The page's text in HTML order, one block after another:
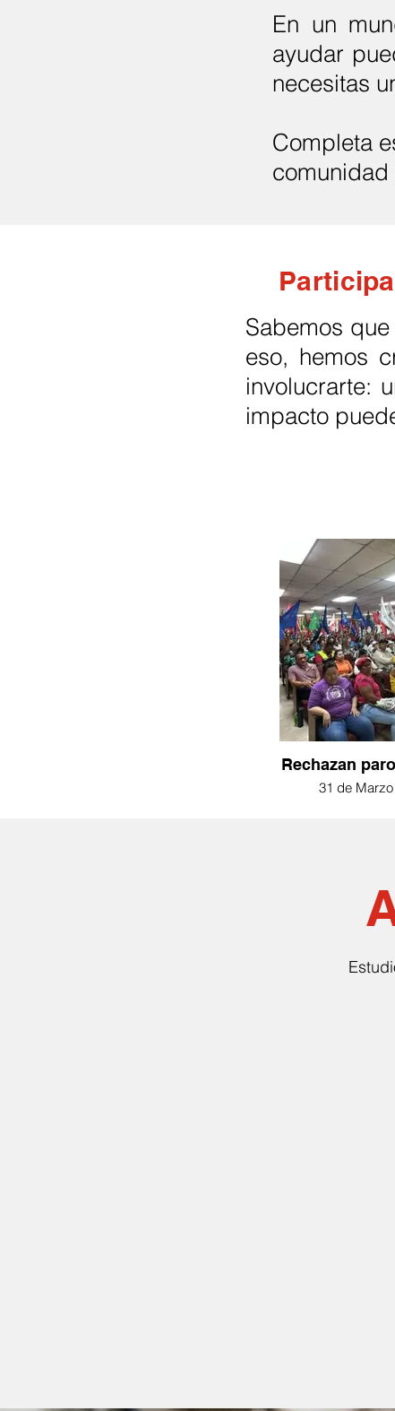
En un
ayudar
necesitas
Completa
comunidad
Sabemos
eso, hemos
involucrarte:
impacto
Rechazan
31 de